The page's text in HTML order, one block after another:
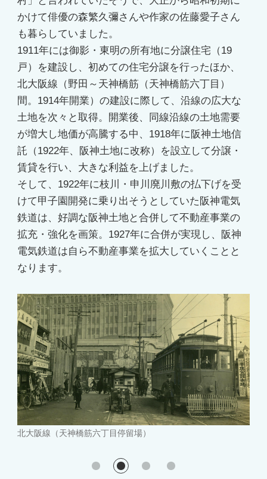
かけて俳優の森繁久彌さんや作家の佐藤愛子さん
も暮らしていました。
1911年には御影・東明の所有地に分譲住宅（19
戸）を建設し、初めての住宅分譲を行ったほか、
北大阪線（野田～天神橋筋（天神橋筋六丁目）
間。1914年開業）の建設に際して、沿線の広大な
土地を次々と取得。開業後、同線沿線の土地需要
が増大し地価が高騰する中、1918年に阪神土地信
託（1922年、阪神土地に改称）を設立して分譲・
賃貸を行い、大きな利益を上げました。
そして、1922年に枝川・申川廃川敷の払下げを受
けて甲子園開発に乗り出そうとしていた阪神電気
鉄道は、好調な阪神土地と合併して不動産事業の
拡充・強化を画策。1927年に合併が実現し、阪神
電気鉄道は自ら不動産事業を拡大していくことと
なります。
北大阪線（中津停留場付近）